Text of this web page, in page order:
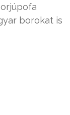
borokat is